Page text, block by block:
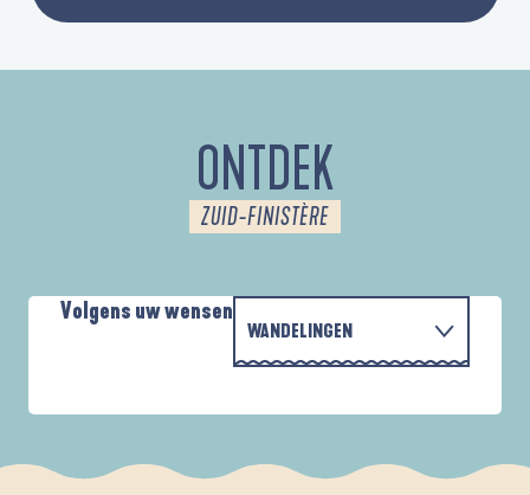
ONTDEK
ZUID-FINISTÈRE
Volgens uw wensen
WANDELINGEN
ALS HET REGENT
PARCOURS D'INTERPRÉTATION DE L'ANSE